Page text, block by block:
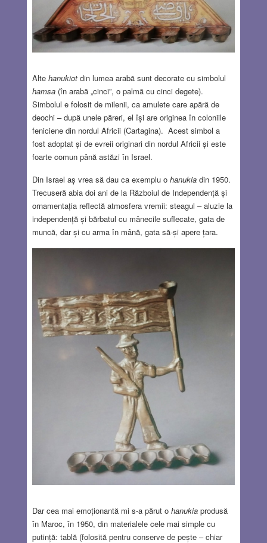
Alte hanukiot din lumea arabă sunt decorate cu simbolul
hamsa(în arabă „cinci”, o palmă cu cinci degete).
Simbolul e folosit de milenii, ca amulete care apără de
deochi – după unele păreri, el își are originea în coloniile
feniciene din nordul Africii (Cartagina). Acest simbol a
fost adoptat și de evreii originari din nordul Africii și este
foarte comun până astăzi în Israel.
Din Israel aș vrea să dau ca exemplu o hanukiadin 1950.
Trecuseră abia doi ani de la Războiul de Independență și
ornamentația reflectă atmosfera vremii: steagul – aluzie la
independență și bărbatul cu mânecile suflecate, gata de
muncă, dar și cu arma în mână, gata să-și apere țara.
Dar cea mai emoționantă mi s-a părut o hanukiaprodusă
în Maroc, în 1950, din materialele cele mai simple cu
putință: tablă (folosită pentru conserve de pește – chiar